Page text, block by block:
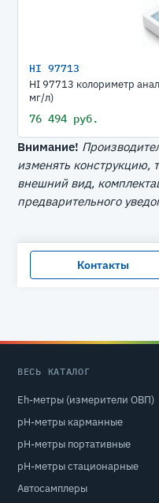
HI 97713
HI 97713 колориметр
мг/л)
76 494 руб.
Внимание!
изменять конструкцию,
внешний вид,
предварительного
Контакты
ВЕСЬ КАТАЛОГ
Eh-метры (измерители ОВП)
pH-метры карманные
pH-метры портативные
pH-метры стационарные
Автосамплеры